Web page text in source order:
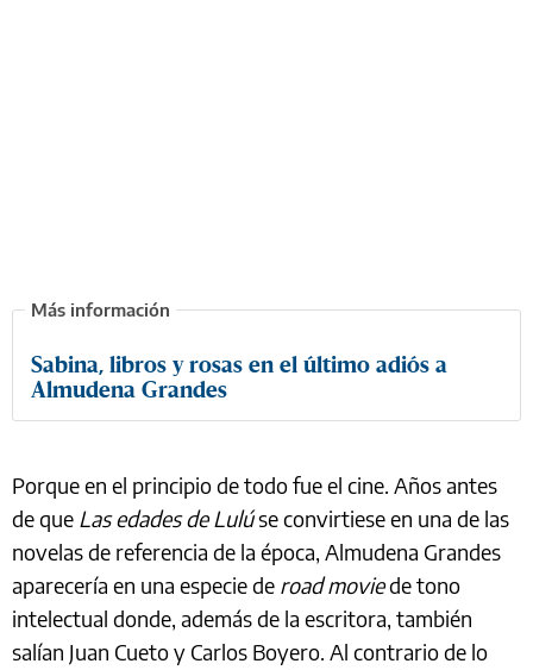
Sabina, libros y rosas en el último adiós a
Almudena Grandes
Porque en el principio de todo fue el cine. Años antes
de que Las edades de Lulúse convirtiese en una de las
novelas de referencia de la época, Almudena Grandes
aparecería en una especie de road moviede tono
intelectual donde, además de la escritora, también
salían Juan Cueto y Carlos Boyero. Al contrario de lo